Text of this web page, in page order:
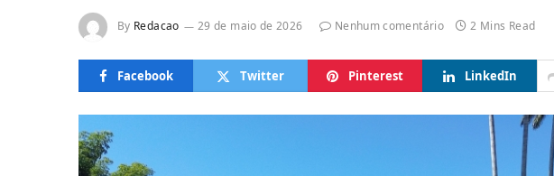
By Redacao 29 de maio de 2026 Nenhum comentário 2 Mins Read
Facebook Twitter Pinterest LinkedIn